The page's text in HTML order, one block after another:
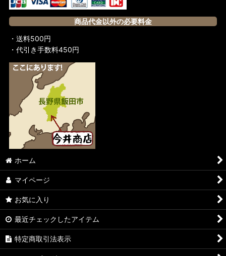
商品代金以外の必要料金
・送料500円
・代引き手数料450円
ホーム
マイページ
お気に入り
最近チェックしたアイテム
特定商取引法表示